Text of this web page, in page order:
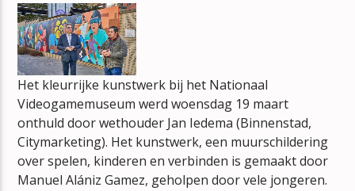
mz-radio
Het kleurrijke kunstwerk bij het Nationaal
Videogamemuseum werd woensdag 19 maart
onthuld door wethouder Jan Iedema (Binnenstad,
Citymarketing). Het kunstwerk, een muurschildering
over spelen, kinderen en verbinden is gemaakt door
Manuel Alániz Gamez, geholpen door vele jongeren.